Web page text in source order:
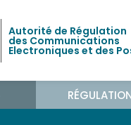
Autorité de Régulation
des Communications
Electroniques et des